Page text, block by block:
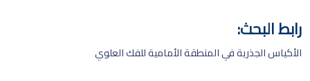
رابط البحث:
الأكياس الجذرية في المنطقة الأمامية للفك العلوي